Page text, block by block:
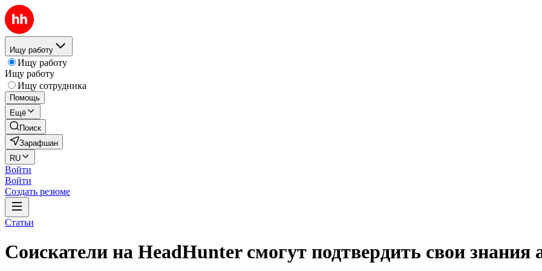
Ищу работу
Ищу работу
Ищу работу
Ищу сотрудника
Помощь
Ещё
Поиск
Зарафшан
RU
Войти
Войти
Создать резюме
Статьи
Соискатели на HeadHunter смогут подтвердить свои знания